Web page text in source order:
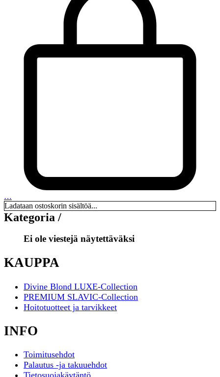
…
Ladataan ostoskorin sisältöä...
Kategoria /
Ei ole viestejä näytettäväksi
KAUPPA
Divine Blond LUXE-Collection
PREMIUM SLAVIC-Collection
Hoitotuotteet ja tarvikkeet
INFO
Toimitusehdot
Palautus -ja takuuehdot